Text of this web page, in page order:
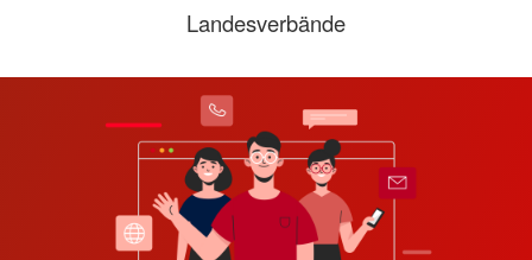
Landesverbände